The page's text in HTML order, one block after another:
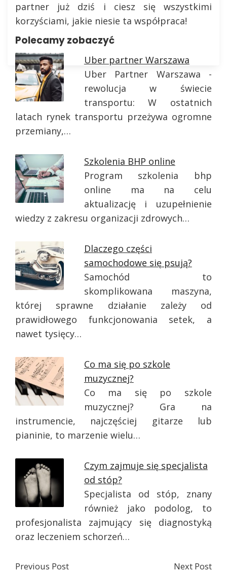
partner już dziś i ciesz się wszystkimi
korzyściami, jakie niesie ta współpraca!
Polecamy zobaczyć
Uber partner Warszawa
Uber Partner Warszawa -
rewolucja w świecie
transportu: W ostatnich
latach rynek transportu przeżywa ogromne
przemiany,…
Szkolenia BHP online
Program szkolenia bhp
online ma na celu
aktualizację i uzupełnienie
wiedzy z zakresu organizacji zdrowych…
Dlaczego części
samochodowe się psują?
Samochód to
skomplikowana maszyna,
której sprawne działanie zależy od
prawidłowego funkcjonowania setek, a
nawet tysięcy…
Co ma się po szkole
muzycznej?
Co ma się po szkole
muzycznej? Gra na
instrumencie, najczęściej gitarze lub
pianinie, to marzenie wielu…
Czym zajmuje się specjalista
od stóp?
Specjalista od stóp, znany
również jako podolog, to
profesjonalista zajmujący się diagnostyką
oraz leczeniem schorzeń…
Previous Post Next Post